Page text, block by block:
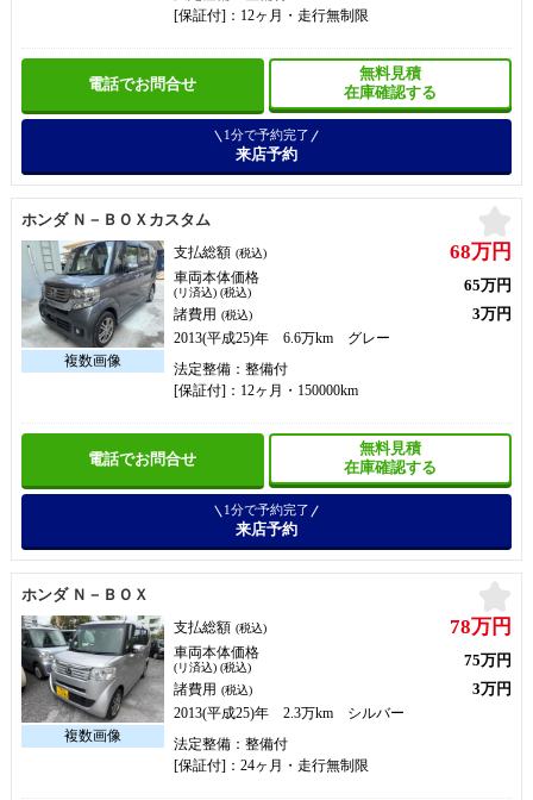
[保証付]：12ヶ月・走行無制限
電話でお問合せ
無料見積
在庫確認する
1分で予約完了
来店予約
ホンダ Ｎ－ＢＯＸカスタム
支払総額 (税込) 68万円
車両本体価格
(リ済込) (税込) 65万円
諸費用 (税込) 3万円
2013(平成25)年 6.6万km グレー
法定整備：整備付
[保証付]：12ヶ月・150000km
電話でお問合せ
無料見積
在庫確認する
1分で予約完了
来店予約
ホンダ Ｎ－ＢＯＸ
支払総額 (税込) 78万円
車両本体価格
(リ済込) (税込) 75万円
諸費用 (税込) 3万円
2013(平成25)年 2.3万km シルバー
法定整備：整備付
[保証付]：24ヶ月・走行無制限